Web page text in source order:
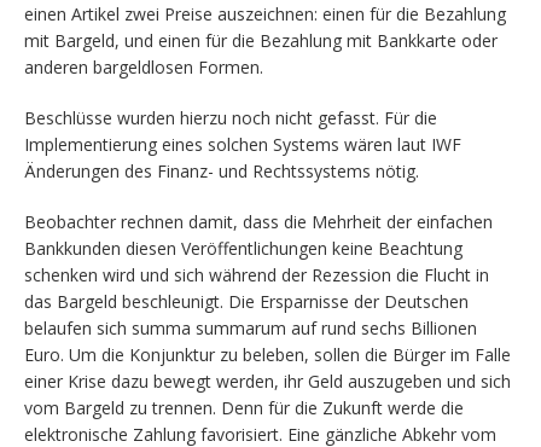
einen Artikel zwei Preise auszeichnen: einen für die Bezahlung
mit Bargeld, und einen für die Bezahlung mit Bankkarte oder
anderen bargeldlosen Formen.
Beschlüsse wurden hierzu noch nicht gefasst. Für die
Implementierung eines solchen Systems wären laut IWF
Änderungen des Finanz- und Rechtssystems nötig.
Beobachter rechnen damit, dass die Mehrheit der einfachen
Bankkunden diesen Veröffentlichungen keine Beachtung
schenken wird und sich während der Rezession die Flucht in
das Bargeld beschleunigt. Die Ersparnisse der Deutschen
belaufen sich summa summarum auf rund sechs Billionen
Euro. Um die Konjunktur zu beleben, sollen die Bürger im Falle
einer Krise dazu bewegt werden, ihr Geld auszugeben und sich
vom Bargeld zu trennen. Denn für die Zukunft werde die
elektronische Zahlung favorisiert. Eine gänzliche Abkehr vom